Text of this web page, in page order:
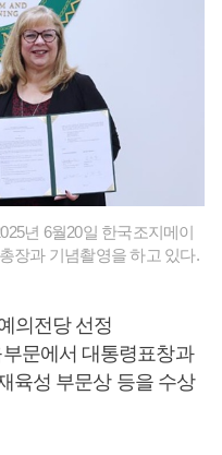
년 6월20일 한국조지메이
장과 기념촬영을 하고 있다.
의전당 선정
문에서 대통령표창과
육성 부문상 등을 수상